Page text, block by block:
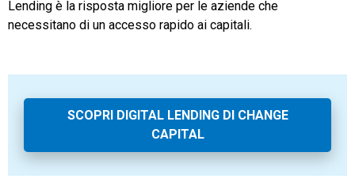
Lending è la risposta migliore per le aziende che
necessitano di un accesso rapido ai capitali.
SCOPRI DIGITAL LENDING DI CHANGE
CAPITAL